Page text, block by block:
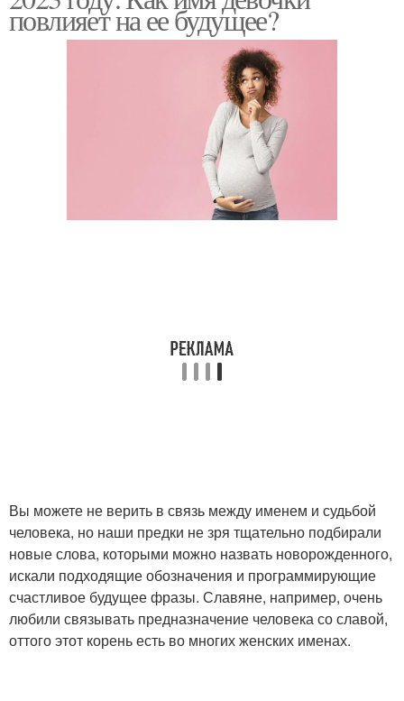
Русские имена
Имена для мальчиков
Мусульманские имена
Мифические имена Русское имя
Имена для
новорожденных
Февральские имена
повлияет на ее будущее?
Вы можете не верить в связь между именем и судьбой
человека, но наши предки не зря тщательно подбирали
новые слова, которыми можно назвать новорожденного,
искали подходящие обозначения и программирующие
счастливое будущее фразы. Славяне, например, очень
любили связывать предназначение человека со славой,
оттого этот корень есть во многих женских именах.